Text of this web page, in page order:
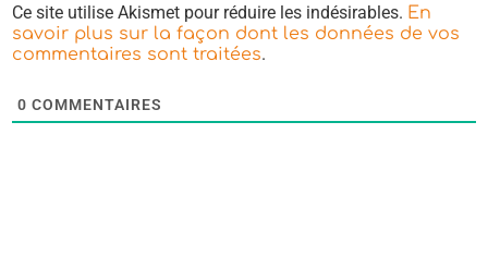
Ce site utilise Akismet pour réduire les indésirables. En
savoir plus sur la façon dont les données de vos
commentaires sont traitées.
0 COMMENTAIRES